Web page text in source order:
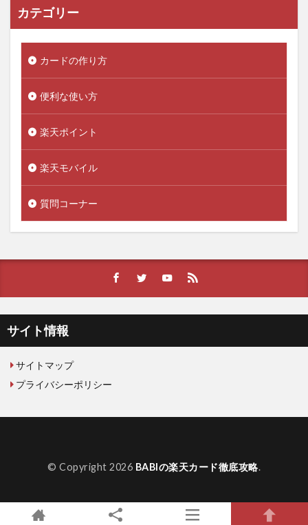
カテゴリー
カードの作り方
便利な使い方
楽天ポイント
楽天モバイル
質問コーナー
サイト情報
サイトマップ
プライバシーポリシー
© Copyright 2026 BABIの楽天カード徹底攻略.